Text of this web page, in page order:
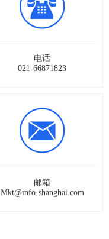
电话
021-66871823
邮箱
Mkt@info-shanghai.com